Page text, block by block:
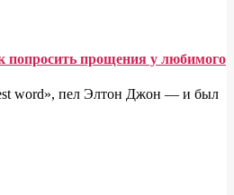
попросить прощения у любимого
word», пел Элтон Джон — и был